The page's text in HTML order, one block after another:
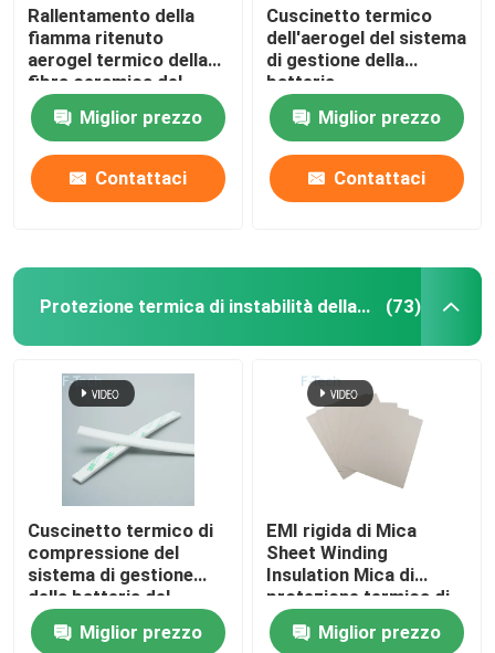
Rallentamento della
fiamma ritenuto
aerogel termico della
fibra ceramica del
sistema di gestione
della batteria di Ev
Miglior prezzo
Contattaci
Cuscinetto termico
dell'aerogel del sistema
di gestione della
batteria
automobilistica non
combustibileMiglior prezzo
Contattaci
Protezione termica di instabilità della batteria (73)
Cuscinetto termico di
compressione del
sistema di gestione
della batteria del
veicolo di
personalizzazione
Miglior prezzo
EMI rigida di Mica
Sheet Winding
Insulation Mica di
protezione termica di
instabilità della
batteria del veicolo
Miglior prezzo